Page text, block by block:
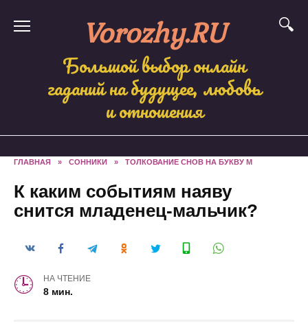
Vorozhy.RU
Большой выбор онлайн
гаданий на будущее, любовь
и отношения
ГЛАВНАЯ » СОННИКИ » ТОЛКОВАНИЕ СНОВ НА БУКВУ М
К каким событиям наяву
снится младенец-мальчик?
НА ЧТЕНИЕ
8 мин.